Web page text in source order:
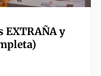
EXTRAÑA y